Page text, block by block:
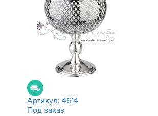
Артикул: 4614
Под заказ